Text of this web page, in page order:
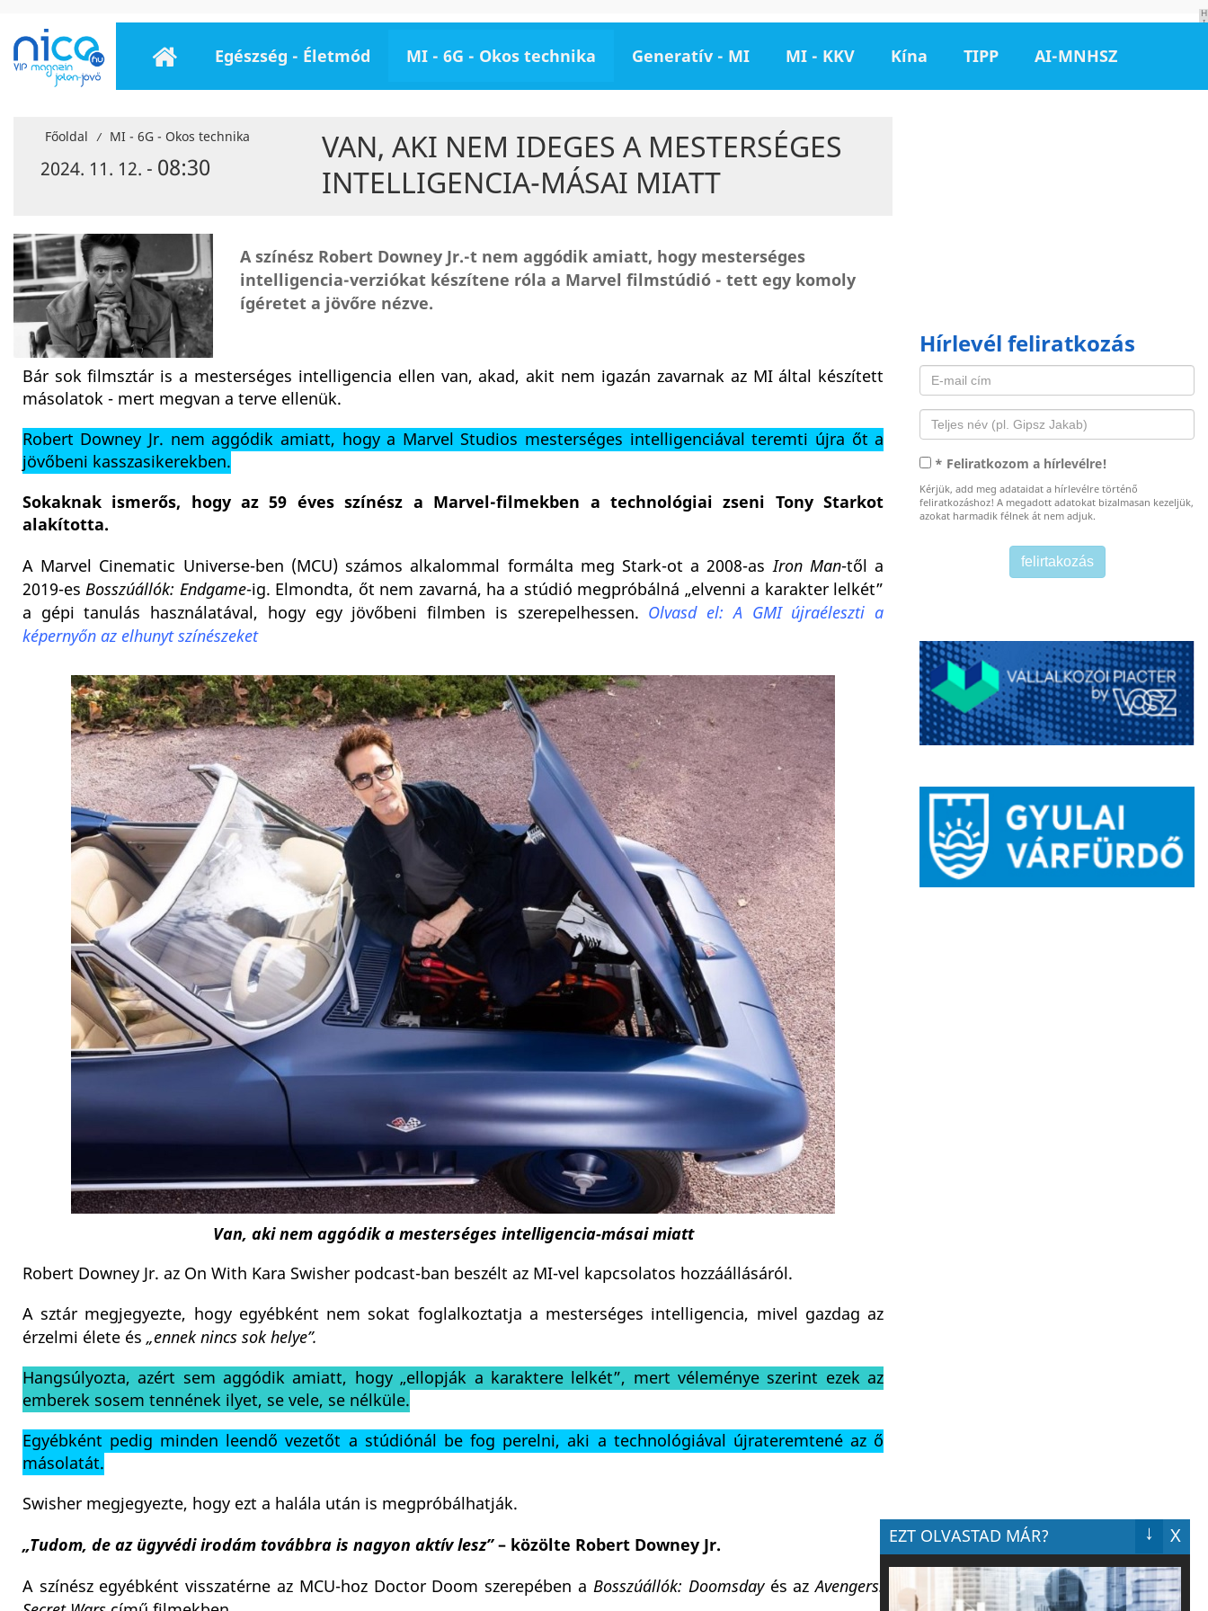
H
I
Egészség - Életmód MI - 6G - Okos technika Generatív - MI MI - KKV Kína TIPP AI-MNHSZ
Főoldal / MI - 6G - Okos technika
2024. 11. 12. - 08:30
VAN, AKI NEM IDEGES A MESTERSÉGES
INTELLIGENCIA-MÁSAI MIATT
A színész Robert Downey Jr.-t nem aggódik amiatt, hogy mesterséges
intelligencia-verziókat készítene róla a Marvel filmstúdió - tett egy komoly
ígéretet a jövőre nézve.
Bár sok filmsztár is a mesterséges intelligencia ellen van, akad, akit nem igazán zavarnak az MI által készített
másolatok - mert megvan a terve ellenük.
Robert Downey Jr. nem aggódik amiatt, hogy a Marvel Studios mesterséges intelligenciával teremti újra őt a
jövőbeni kasszasikerekben.
Sokaknak ismerős, hogy az 59 éves színész a Marvel-filmekben a technológiai zseni Tony Starkot
alakította.
A Marvel Cinematic Universe-ben (MCU) számos alkalommal formálta meg Stark-ot a 2008-asIron Man-től a
2019-esBosszúállók: Endgame-ig. Elmondta, őt nem zavarná, ha a stúdió megpróbálná „elvenni a karakter lelkét”
a gépi tanulás használatával, hogy egy jövőbeni filmben is szerepelhessen. Olvasd el: A GMI újraéleszti a
képernyőn az elhunyt színészeket
Van, aki nem aggódik a mesterséges intelligencia-másai miatt
Robert Downey Jr. az On With Kara Swisher podcast-ban beszélt az MI-vel kapcsolatos hozzáállásáról.
A sztár megjegyezte, hogy egyébként nem sokat foglalkoztatja a mesterséges intelligencia, mivel gazdag az
érzelmi élete és„ennek nincs sok helye”.
Hangsúlyozta, azért sem aggódik amiatt, hogy „ellopják a karaktere lelkét”, mert véleménye szerint ezek az
emberek sosem tennének ilyet, se vele, se nélküle.
Egyébként pedig minden leendő vezetőt a stúdiónál be fog perelni, aki a technológiával újrateremtené az ő
másolatát.
Swisher megjegyezte, hogy ezt a halála után is megpróbálhatják.
„Tudom, de az ügyvédi irodám továbbra is nagyon aktív lesz”– közölte Robert Downey Jr.
A színész egyébként visszatérne az MCU-hoz Doctor Doom szerepében a Bosszúállók: Doomsdayés azAvengers:
Hírlevél feliratkozás
* Feliratkozom a hírlevélre!
Kérjük, add meg adataidat a hírlevélre történő
feliratkozáshoz! A megadott adatokat bizalmasan kezeljük,
azokat harmadik félnek át nem adjuk.
EZT OLVASTAD MÁR? X
↓